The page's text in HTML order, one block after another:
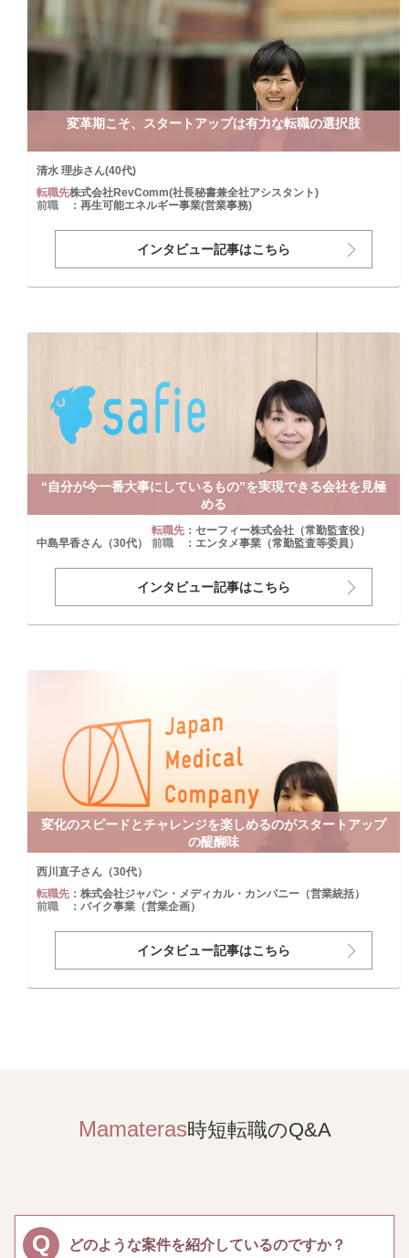
変革期こそ、スタートアップは有力な転職の選択肢
清水 理歩さん(40代)
転職先株式会社RevComm(社長秘書兼全社アシスタント)
前職
：再生可能エネルギー事業(営業事務)
インタビュー記事はこちら
“自分が今一番大事にしているもの”を実現できる会社を見極
める
中島早香さん（30代）
転職先 ：セーフィー株式会社（常勤監査役）
前職
：エンタメ事業（常勤監査等委員）
インタビュー記事はこちら
変化のスピードとチャレンジを楽しめるのがスタートアップ
の醍醐味
西川直子さん（30代）
転職先 ：株式会社ジャパン・メディカル・カンパニー（営業統括）
前職
：バイク事業（営業企画）
インタビュー記事はこちら
Mamateras時短転職のQ&A
Q どのような案件を紹介しているのですか？